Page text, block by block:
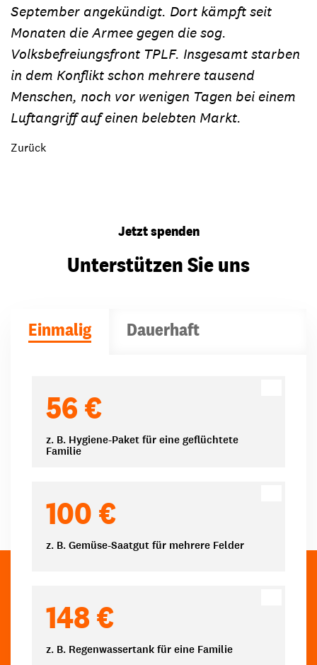
September angekündigt. Dort kämpft seit
Monaten die Armee gegen die sog.
Volksbefreiungsfront TPLF. Insgesamt starben
in dem Konflikt schon mehrere tausend
Menschen, noch vor wenigen Tagen bei einem
Luftangriff auf einen belebten Markt.
Zurück
Jetzt spenden
Unterstützen Sie uns
Einmalig Dauerhaft
56 €
z. B. Hygiene-Paket für eine geflüchtete
Familie
100 €
z. B. Gemüse-Saatgut für mehrere Felder
148 €
z. B. Regenwassertank für eine Familie